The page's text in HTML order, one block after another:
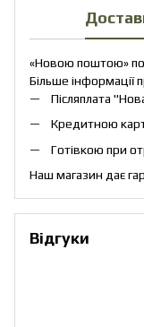
«Новою поштою» по
Більше інформації
Післяплата
Кредитною
Готівкою при
Наш магазин дає
Відгуки